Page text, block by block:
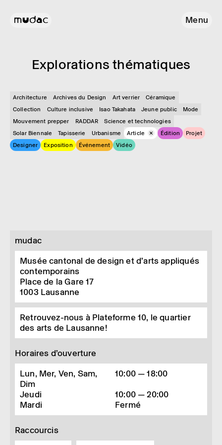
Menu
Explo­ra­tions théma­tiques
Architecture Archives du Design Art verrier
Céramique
Collection
Culture inclusive Isao Takahata Jeune public
Mode
Mouvement prepper
RADDAR
Science et technologies
Solar Biennale
Tapisserie Urbanisme Article Édition
Projet
Designer
Exposition Événement Vidéo
mudac
Musée cantonal de design et d’arts appliqués
contemporains
Place de la Gare 17
1003 Lausanne
Retrouvez-nous à Plateforme 10, le quartier
des arts de Lausanne!
Horaires d’ouverture
Lun, Mer, Ven, Sam,
Dim
10:00 — 18:00
Jeudi
10:00 — 20:00
Mardi
Fermé
Raccourcis